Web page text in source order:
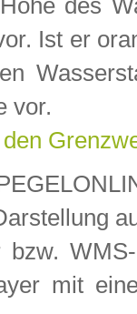
des
Ist er
vor.
bzw.
mit